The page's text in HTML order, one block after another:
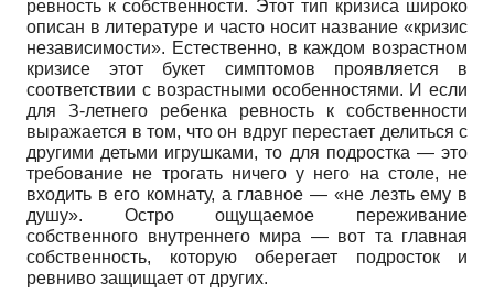
ревность к собственности. Этот тип кризиса широко
описан в литературе и часто носит название «кризис
независимости». Естественно, в каждом возрастном
кризисе этот букет симптомов проявляется в
соответствии с возрастными особенностями. И если
для З-летнего ребенка ревность к собственности
выражается в том, что он вдруг перестает делиться с
другими детьми игрушками, то для подростка — это
требование не трогать ничего у него на столе, не
входить в его комнату, а главное — «не лезть ему в
душу». Остро ощущаемое переживание
собственного внутреннего мира — вот та главная
собственность, которую оберегает подросток и
ревниво защищает от других.